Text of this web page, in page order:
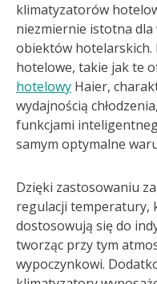
klimatyzatorów
niezmiernie istotna dla
obiektów
hotelowe, takie jak te
hotelowy Haier,
wydajnością
funkcjami
samym optymalne
Dzięki zastosowaniu
regulacji temperatury,
dostosowują się do
tworząc przy tym
wypoczynkowi.